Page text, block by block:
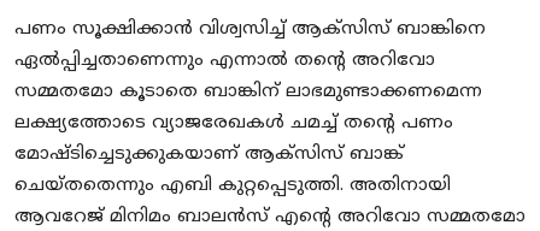
പണം സൂക്ഷിക്കാൻ വിശ്വസിച്ച് ആക്സിസ് ബാങ്കിനെ
ഏൽപ്പിച്ചതാണെന്നും എന്നാൽ തൻ്റെ അറിവോ
സമ്മതമോ കൂടാതെ ബാങ്കിന് ലാഭമുണ്ടാക്കണമെന്ന
ലക്ഷ്യത്തോടെ വ്യാജരേഖകൾ ചമച്ച് തൻ്റെ പണം
മോഷ്ടിച്ചെടുക്കുകയാണ് ആക്സിസ് ബാങ്ക്
ചെയ്തതെന്നും എബി കുറ്റപ്പെടുത്തി. അതിനായി
ആവറേജ് മിനിമം ബാലൻസ് എൻ്റെ അറിവോ സമ്മതമോ